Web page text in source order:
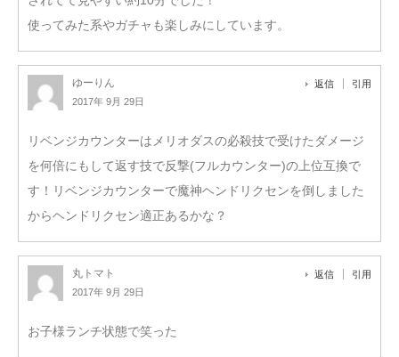
使ってみた系やガチャも楽しみにしています。
ゆーりん
2017年 9月 29日
返信 引用
リベンジカウンターはメリオダスの必殺技で受けたダメージ
を何倍にもして返す技で反撃(フルカウンター)の上位互換で
す！リベンジカウンターで魔神ヘンドリクセンを倒しました
からヘンドリクセン適正あるかな？
丸トマト
2017年 9月 29日
返信 引用
お子様ランチ状態で笑った